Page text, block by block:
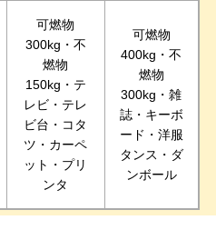
可燃物
300kg・不
燃物
150kg・テ
レビ・テレ
ビ台・コタ
ツ・カーペ
ット・プリ
ンタ
可燃物
400kg・不
燃物
300kg・雑
誌・キーボ
ード・洋服
タンス・ダ
ンボール